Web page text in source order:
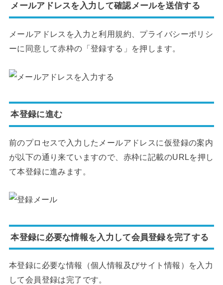
メールアドレスを入力して確認メールを送信する
メールアドレスを入力と利用規約、プライバシーポリシ
ーに同意して赤枠の「登録する」を押します。
本登録に進む
前のプロセスで入力したメールアドレスに仮登録の案内
が以下の通り来ていますので、赤枠に記載のURLを押し
て本登録に進みます。
本登録に必要な情報を入力して会員登録を完了する
本登録に必要な情報（個人情報及びサイト情報）を入力
して会員登録は完了です。